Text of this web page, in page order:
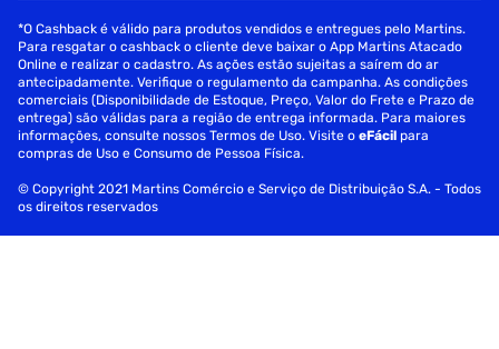
*O Cashback é válido para produtos vendidos e entregues pelo Martins.
Para resgatar o cashback o cliente deve baixar o App Martins Atacado
Online e realizar o cadastro. As ações estão sujeitas a saírem do ar
antecipadamente. Verifique o regulamento da campanha. As condições
comerciais (Disponibilidade de Estoque, Preço, Valor do Frete e Prazo de
entrega) são válidas para a região de entrega informada. Para maiores
informações, consulte nossos Termos de Uso. Visite oeFácil para
compras de Uso e Consumo de Pessoa Física.
© Copyright 2021 Martins Comércio e Serviço de Distribuição S.A. - Todos
os direitos reservados